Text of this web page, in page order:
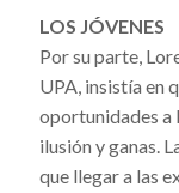
LOS JÓVENES
Por su parte,
UPA, insistía en
oportunidades a
ilusión y ganas.
que llegar a las